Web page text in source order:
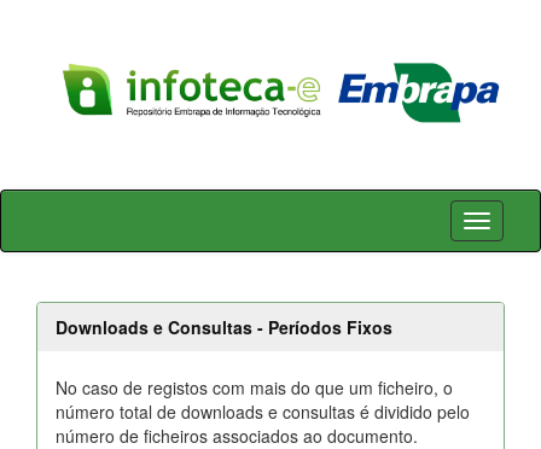
Skip
Downloads e Consultas - Períodos Fixos
No caso de registos com mais do que um ficheiro, o
número total de downloads e consultas é dividido pelo
número de ficheiros associados ao documento.